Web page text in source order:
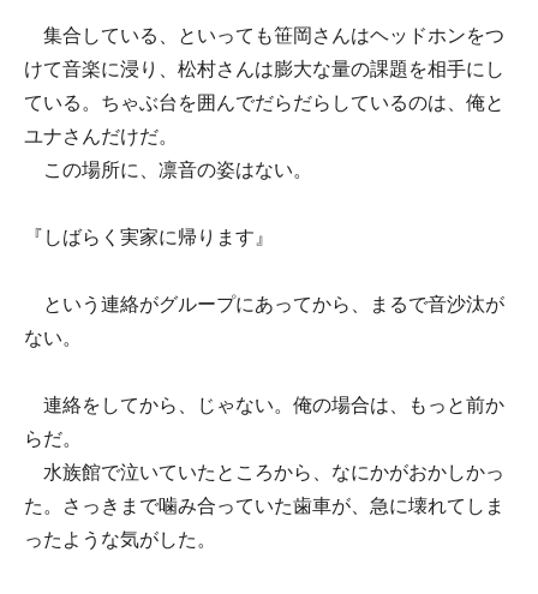
集合している、といっても笹岡さんはヘッドホンをつ
けて音楽に浸り、松村さんは膨大な量の課題を相手にし
ている。ちゃぶ台を囲んでだらだらしているのは、俺と
ユナさんだけだ。
この場所に、凛音の姿はない。
『しばらく実家に帰ります』
という連絡がグループにあってから、まるで音沙汰が
ない。
連絡をしてから、じゃない。俺の場合は、もっと前か
らだ。
水族館で泣いていたところから、なにかがおかしかっ
た。さっきまで噛み合っていた歯車が、急に壊れてしま
ったような気がした。